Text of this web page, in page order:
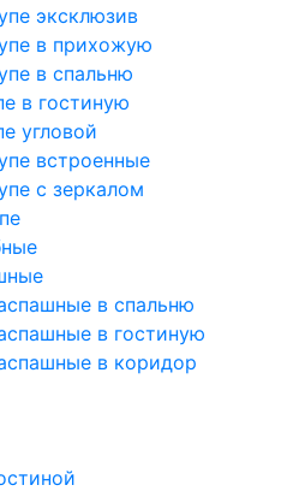
эксклюзив
в прихожую
в спальню
в гостиную
угловой
встроенные
с зеркалом
в спальню
в гостиную
в коридор